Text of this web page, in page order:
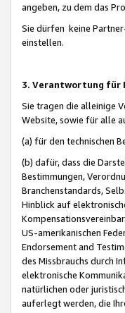
angeben, zu dem das
Sie dürfen keine
einstellen.
3. Verantwortung für
Sie tragen die alleinige
Website, sowie für alle
(a) für den technischen
(b) dafür, dass die
Bestimmungen,
Branchenstandards,
Hinblick auf
US-amerikanischen
Endorsement and
des Missbrauchs durch
elektronische
natürlichen oder
auferlegt werden, die